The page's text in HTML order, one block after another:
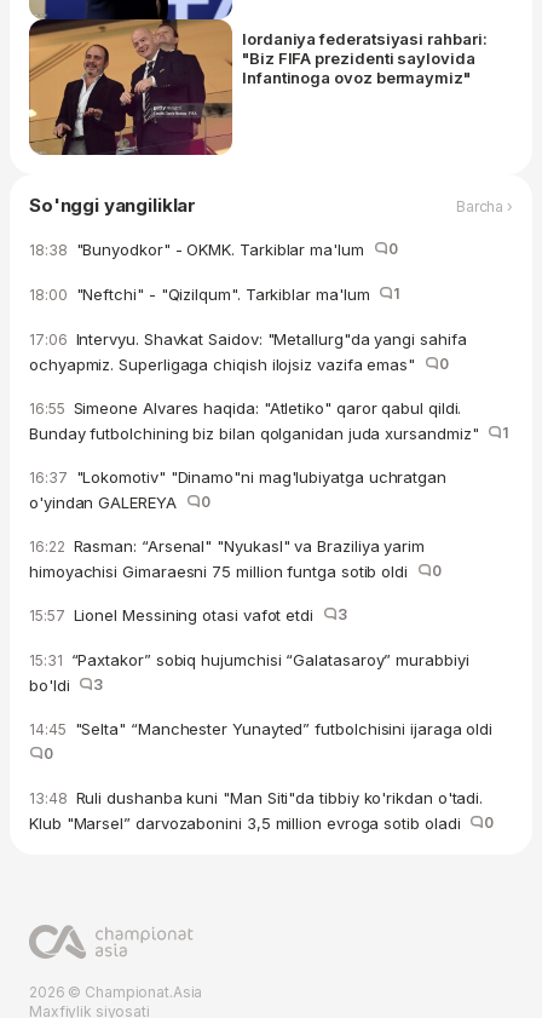
Iordaniya federatsiyasi rahbari:
"Biz FIFA prezidenti saylovida
Infantinoga ovoz bermaymiz"
So'nggi yangiliklar Barcha ›
18:38 "Bunyodkor" - OKMK. Tarkiblar ma'lum 0
18:00 "Neftchi" - "Qizilqum". Tarkiblar ma'lum 1
17:06 Intervyu. Shavkat Saidov: "Metallurg"da yangi sahifa
ochyapmiz. Superligaga chiqish ilojsiz vazifa emas"
0
16:55 Simeone Alvares haqida: "Atletiko" qaror qabul qildi.
Bunday futbolchining biz bilan qolganidan juda xursandmiz"
1
16:37 "Lokomotiv" "Dinamo"ni mag'lubiyatga uchratgan
o'yindan GALEREYA
0
16:22 Rasman: “Arsenal" "Nyukasl" va Braziliya yarim
himoyachisi Gimaraesni 75 million funtga sotib oldi
0
15:57 Lionel Messining otasi vafot etdi 3
15:31 “Paxtakor” sobiq hujumchisi “Galatasaroy” murabbiyi
bo'ldi
3
14:45 "Selta" “Manchester Yunayted” futbolchisini ijaraga oldi
0
13:48 Ruli dushanba kuni "Man Siti"da tibbiy ko'rikdan o'tadi.
Klub "Marsel” darvozabonini 3,5 million evroga sotib oladi
0
2026 © Championat.Asia
Maxfiylik siyosati